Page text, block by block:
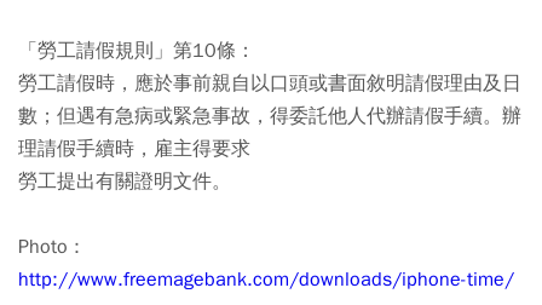
「勞工請假規則」第10條：
勞工請假時，應於事前親自以口頭或書面敘明請假理由及日
數；但遇有急病或緊急事故，得委託他人代辦請假手續。辦
理請假手續時，雇主得要求
勞工提出有關證明文件。
Photo :
http://www.freemagebank.com/downloads/iphone-time/